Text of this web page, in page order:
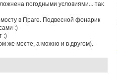
погодными условиями... так
в Праге. Подвесной фонарик
:)
:)
же месте, а можно и в другом).